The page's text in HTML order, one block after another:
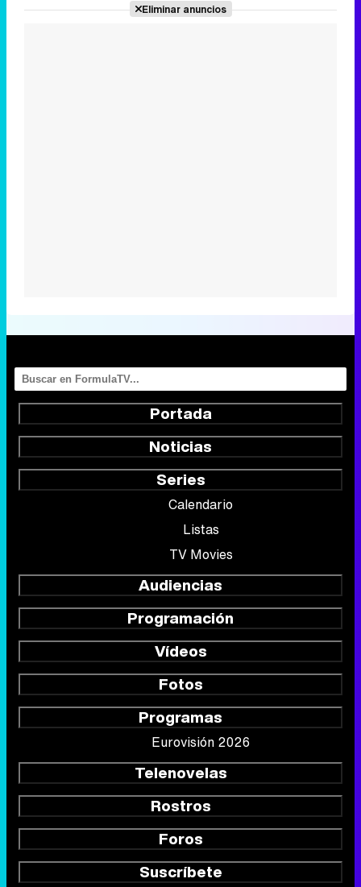
Eliminar anuncios
Portada
Noticias
Series
Calendario
Listas
TV Movies
Audiencias
Programación
Vídeos
Fotos
Programas
Eurovisión 2026
Telenovelas
Rostros
Foros
Suscríbete